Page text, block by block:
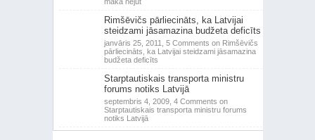
Rimšēvičs pārliecināts, ka Latvijai
steidzami jāsamazina budžeta deficīts
janvāris 25, 2011, 5 Comments on Rimšēvičs
pārliecināts, ka Latvijai steidzami jāsamazina
budžeta deficīts
Starptautiskais transporta ministru
forums notiks Latvijā
septembris 4, 2009, 4 Comments on
Starptautiskais transporta ministru forums
notiks Latvijā